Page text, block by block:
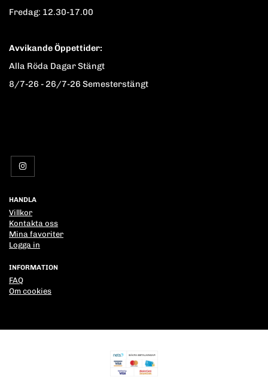
Fredag: 12.30-17.00
Avvikande Öppettider:
Alla Röda Dagar Stängt
8/7-26 - 26/7-26 Semesterstängt
HANDLA
Villkor
Kontakta oss
Mina favoriter
Logga in
INFORMATION
FAQ
Om cookies